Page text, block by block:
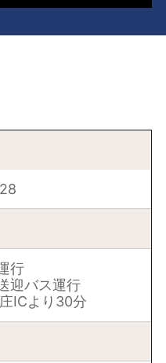
行
迎バス運行
ICより30分